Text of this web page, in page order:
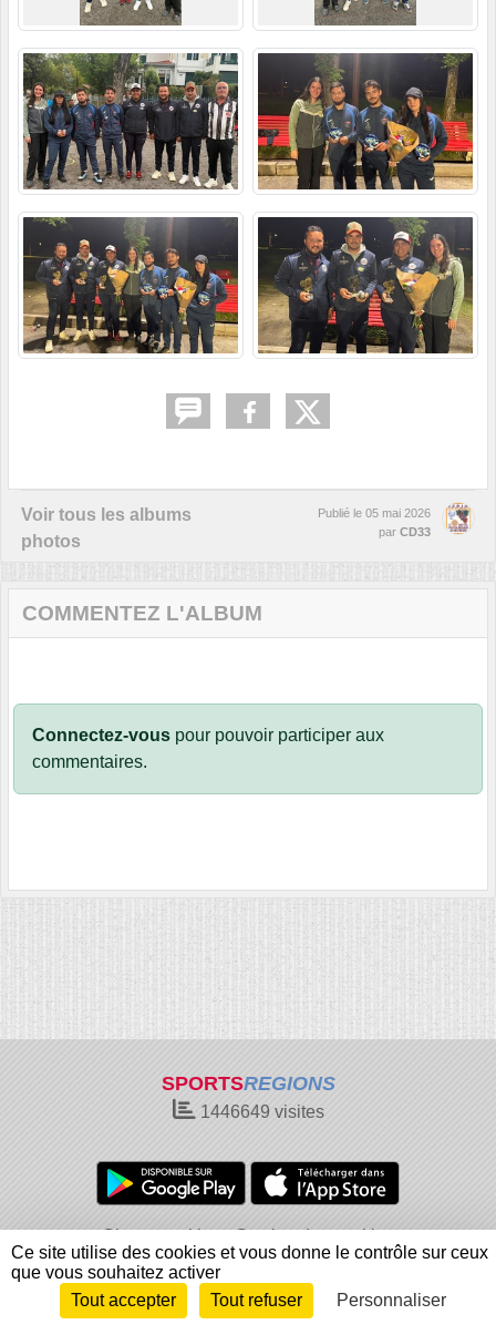
Voir tous les albums
photos
Publié le 05 mai 2026
par CD33
COMMENTEZ L'ALBUM
Connectez-vous pour pouvoir participer aux
commentaires.
SPORTSREGIONS
1446649visites
Charte cookies
Gestion des cookies
Informations légales
Signaler un contenu inapproprié
Envie de participer ? Connexion
Ce site utilise des cookies et vous donne le contrôle sur ceux
que vous souhaitez activer
Tout accepter
Tout refuser Personnaliser